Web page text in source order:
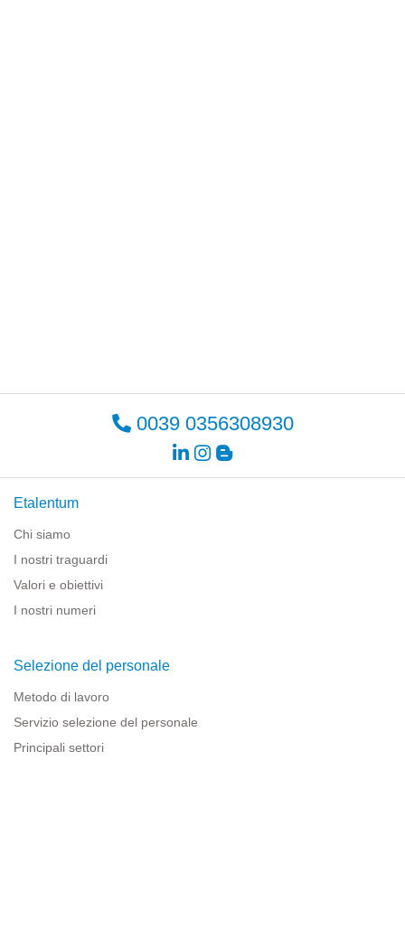
0039 0356308930
Etalentum
Chi siamo
I nostri traguardi
Valori e obiettivi
I nostri numeri
Selezione del personale
Metodo di lavoro
Servizio selezione del personale
Principali settori